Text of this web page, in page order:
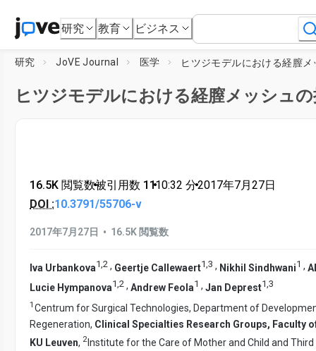
研究 教育 ビジネス
研究 JoVE Journal 医学
ヒツジモデルにおける経膣メッシュ
16.5K 閲覧数•被引用数 11•10:32 分•2017年7月27日
DOI :10.3791/55706-v
2017年7月27日 • 16.5K 閲覧数
Iva Urbankova1,2 , Geertje Callewaert1,3 , Nikhil Sindhwani1 ,
Lucie Hympanova1 2 , Andrew Feola1 , Jan Deprest1 3
1 Centrum for Surgical Technologies, Department of
Regeneration, Clinical Specialties Research Groups, Faculty
KU Leuven, 2 Institute for the Care of Mother and Child and